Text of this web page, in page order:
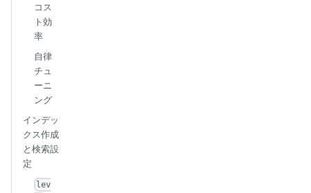
コス
ト効
率
自律
チュ
ーニ
ング
インデッ
クス作成
と検索設
定
lev